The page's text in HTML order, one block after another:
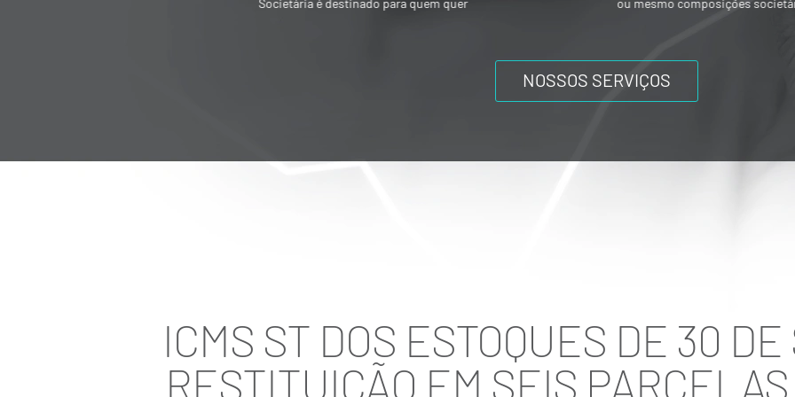
Societária é destinado para quem quer
ou mesmo composições societárias entre
NOSSOS SERVIÇOS
ICMS ST DOS ESTOQUES DE 30
RESTITUIÇÃO EM SEIS